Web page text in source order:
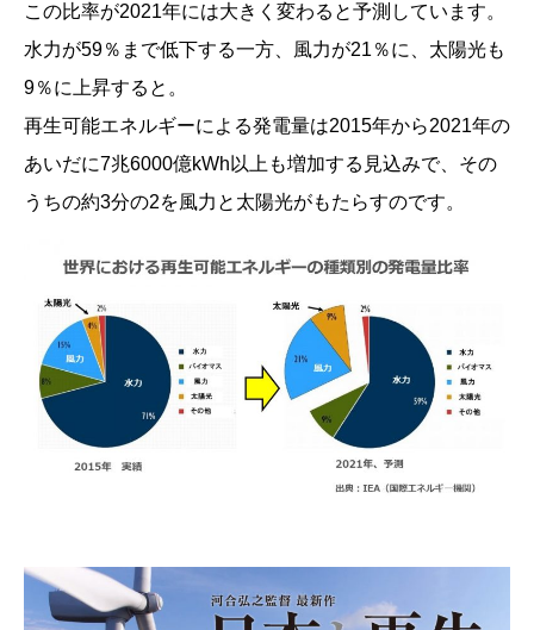
この比率が2021年には大きく変わると予測しています。
水力が59％まで低下する一方、風力が21％に、太陽光も
9％に上昇すると。
再生可能エネルギーによる発電量は2015年から2021年の
あいだに7兆6000億kWh以上も増加する見込みで、その
うちの約3分の2を風力と太陽光がもたらすのです。